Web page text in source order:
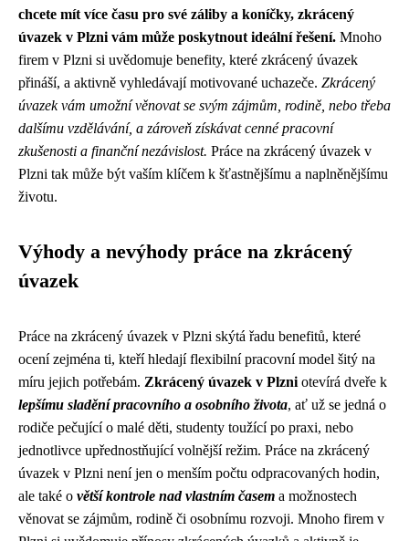
chcete mít více času pro své záliby a koníčky, zkrácený
úvazek v Plzni vám může poskytnout ideální řešení. Mnoho
firem v Plzni si uvědomuje benefity, které zkrácený úvazek
přináší, a aktivně vyhledávají motivované uchazeče. Zkrácený
úvazek vám umožní věnovat se svým zájmům, rodině, nebo třeba
dalšímu vzdělávání, a zároveň získávat cenné pracovní
zkušenosti a finanční nezávislost. Práce na zkrácený úvazek v
Plzni tak může být vaším klíčem k šťastnějšímu a naplněnějšímu
životu.
Výhody a nevýhody práce na zkrácený
úvazek
Práce na zkrácený úvazek v Plzni skýtá řadu benefitů, které
ocení zejména ti, kteří hledají flexibilní pracovní model šitý na
míru jejich potřebám. Zkrácený úvazek v Plzni otevírá dveře k
lepšímu sladění pracovního a osobního života, ať už se jedná o
rodiče pečující o malé děti, studenty toužící po praxi, nebo
jednotlivce upřednostňující volnější režim. Práce na zkrácený
úvazek v Plzni není jen o menším počtu odpracovaných hodin,
ale také o větší kontrole nad vlastním časem a možnostech
věnovat se zájmům, rodině či osobnímu rozvoji. Mnoho firem v